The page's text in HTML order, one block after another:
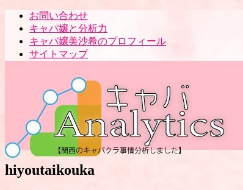
お問い合わせ
キャバ嬢と分析力
キャバ嬢美沙希のプロフィール
サイトマップ
hiyoutaikouka